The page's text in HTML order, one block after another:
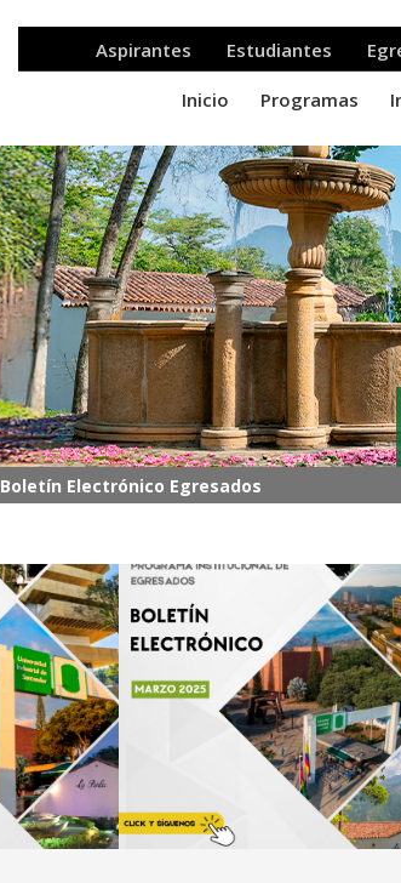
Boletín Electrónico Egresados